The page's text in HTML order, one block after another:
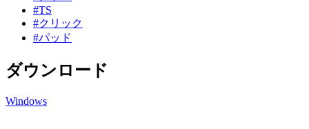
#TS
#クリック
#パッド
ダウンロード
Windows